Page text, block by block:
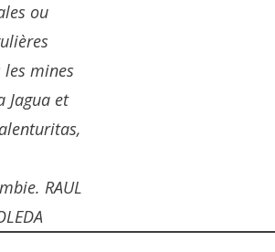
ou
les mines
Jagua et
RAUL